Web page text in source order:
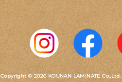
Copyright © 2026 KOUNAN LAMINATE Co.,Ltd.